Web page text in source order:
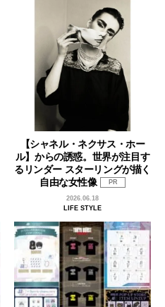
【シャネル・ネクサス・ホー
ル】からの誘惑。世界が注目す
るリンダー スターリングが描く
自由な女性像
PR
2026.06.18
LIFE STYLE